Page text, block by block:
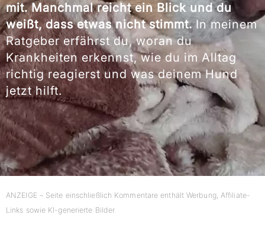
mit. Manchmal reicht ein Blick und du
weißt, dass etwas nicht stimmt.In meinem
Ratgeber erfährst du, woran du
Krankheiten erkennst, wie du im Alltag
richtig reagierst und was deinem Hund
jetzt hilft.
ANZEIGE – Seite einschließlich Kommentare enthält Werbung, Affiliate-
Links sowie KI-generierte Bilder